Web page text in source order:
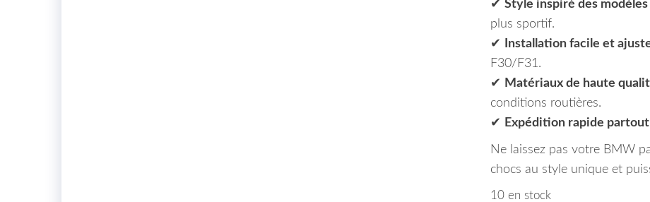
✔ Style inspiré des
plus sportif.
✔
Installation facile et
F30/F31.
✔ Matériaux de haute
conditions routières.
✔
Expédition rapide
Ne laissez pas votre BMW
chocs au style unique et
10 en stock